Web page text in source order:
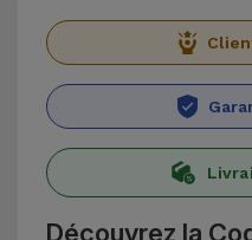
Découvrez la